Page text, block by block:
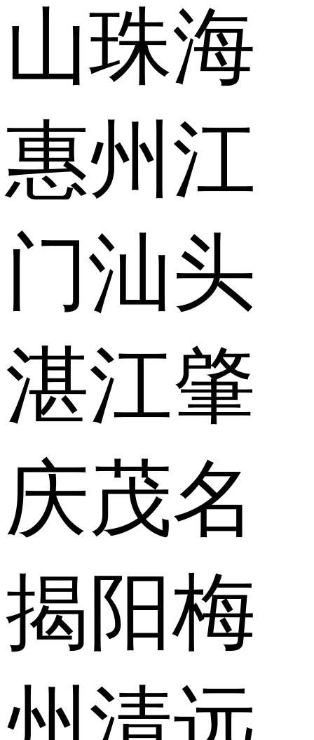
山珠海
惠州 江
门汕头
湛江肇
庆茂名
揭阳梅